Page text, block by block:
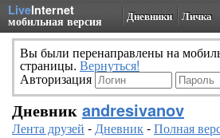
LiveInternet
мобильная версия Дневники Личка
Вы были перенаправлены на
страницы. Вернуться!
Авторизация
Дневник andresivanov
Лента друзей -Дневник-Полная